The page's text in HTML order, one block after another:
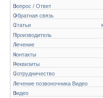
Вопрос / Ответ
Обратная связь
Статьи
Производитель
Лечение
Контакты
Реквизиты
Сотрудничество
Лечение позвоночника Видео
Видео